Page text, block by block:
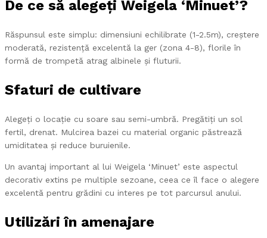
De ce să alegeți Weigela ‘Minuet’?
Răspunsul este simplu: dimensiuni echilibrate (1-2.5m), creștere
moderată, rezistență excelentă la ger (zona 4-8), florile în
formă de trompetă atrag albinele și fluturii.
Sfaturi de cultivare
Alegeți o locație cu soare sau semi-umbră. Pregătiți un sol
fertil, drenat. Mulcirea bazei cu material organic păstrează
umiditatea și reduce buruienile.
Un avantaj important al lui Weigela ‘Minuet’ este aspectul
decorativ extins pe multiple sezoane, ceea ce îl face o alegere
excelentă pentru grădini cu interes pe tot parcursul anului.
Utilizări în amenajare